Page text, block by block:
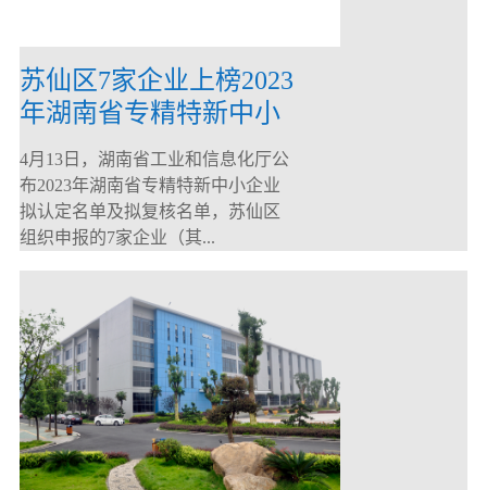
苏仙区7家企业上榜2023
年湖南省专精特新中小
企业
4月13日，湖南省工业和信息化厅公
布2023年湖南省专精特新中小企业
拟认定名单及拟复核名单，苏仙区
组织申报的7家企业（其...